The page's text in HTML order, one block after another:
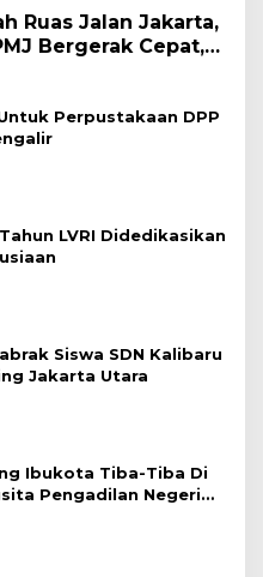
Ruas Jalan Jakarta,
Bergerak Cepat,
Secara
Perpustakaan DPP
LVRI Didedikasikan
Siswa SDN Kalibaru
Jakarta Utara
Ibukota Tiba-Tiba Di
Pengadilan Negeri
Cacat Hukum Sejak